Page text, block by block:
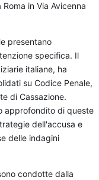
in Via Avicenna
presentano
specifica. Il
italiane, ha
su Codice Penale,
di Cassazione.
approfondito di queste
dell'accusa e
delle indagini
condotte dalla